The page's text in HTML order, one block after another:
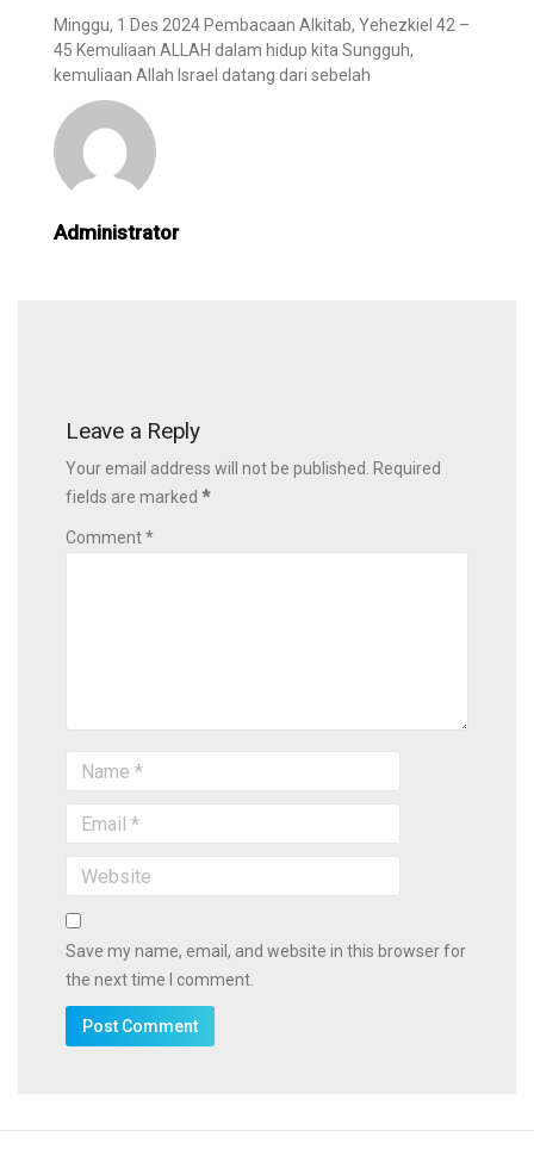
Administrator
Minggu, 1 Des 2024 Pembacaan Alkitab, Yehezkiel 42 –
45 Kemuliaan ALLAH dalam hidup kita Sungguh,
kemuliaan Allah Israel datang dari sebelah
Leave a Reply
Your email address will not be published. Required
fields are marked *
Comment *
Save my name, email, and website in this browser for
the next time I comment.